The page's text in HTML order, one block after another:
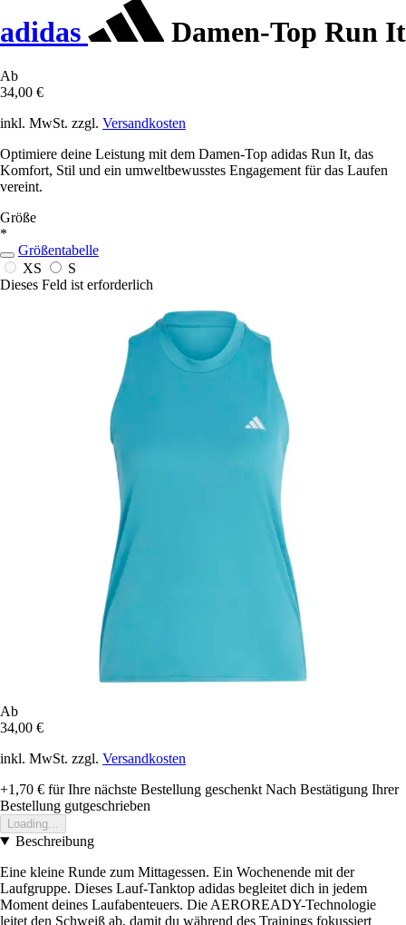
adidas Damen-Top Run It
Ab
34,00 €
inkl. MwSt. zzgl. Versandkosten
Optimiere deine Leistung mit dem Damen-Top adidas Run It, das
Komfort, Stil und ein umweltbewusstes Engagement für das Laufen
vereint.
Größe
*
Größentabelle
XS
S
Dieses Feld ist erforderlich
Ab
34,00 €
inkl. MwSt. zzgl. Versandkosten
+1,70 € für Ihre nächste Bestellung geschenkt Nach Bestätigung Ihrer
Bestellung gutgeschrieben
Loading...
Beschreibung
Eine kleine Runde zum Mittagessen. Ein Wochenende mit der
Laufgruppe. Dieses Lauf-Tanktop adidas begleitet dich in jedem
Moment deines Laufabenteuers. Die AEROREADY-Technologie
leitet den Schweiß ab, damit du während des Trainings fokussiert